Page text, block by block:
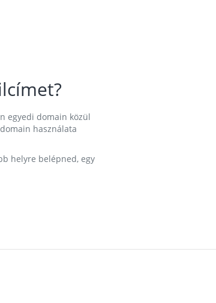
egyedi domain közül
használata
helyre belépned, egy